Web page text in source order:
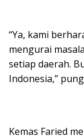
“Ya, kami
mengurai
setiap daerah.
Indonesia,”
Kemas Faried